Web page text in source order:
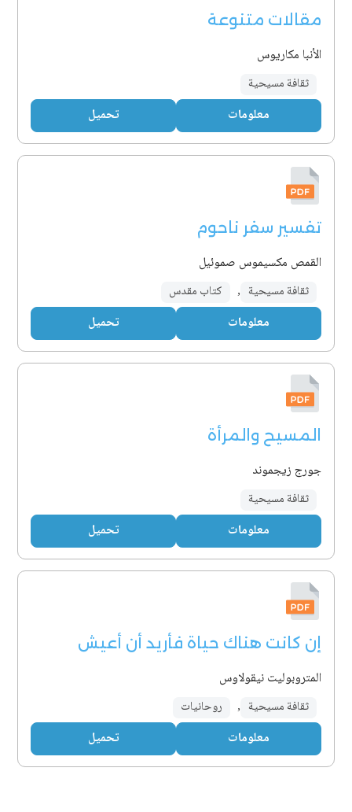
مقالات متنوعة
الأنبا مكاريوس
ثقافة مسيحية
معلومات تحميل
تفسير سفر ناحوم
القمص مكسيموس صموئيل
ثقافة مسيحية , كتاب مقدس
معلومات تحميل
المسيح والمرأة
جورج زيجموند
ثقافة مسيحية
معلومات تحميل
إن كانت هناك حياة فأريد أن أعيش
المتروبوليت نيقولاوس
ثقافة مسيحية , روحانيات
معلومات تحميل